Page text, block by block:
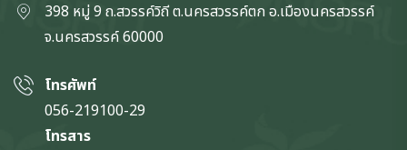
398 หมู่ 9 ถ.สวรรค์วิถี ต.นครสวรรค์ตก อ.เมืองนครสวรรค์
จ.นครสวรรค์60000
โทรศัพท์
056-219100-29
โทรสาร